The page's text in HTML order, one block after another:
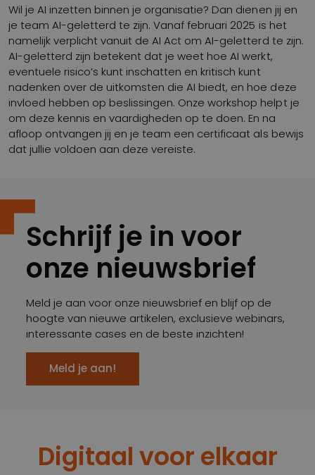
Wil je AI inzetten binnen je organisatie? Dan dienen jij en
je team AI-geletterd te zijn. Vanaf februari 2025 is het
namelijk verplicht vanuit de AI Act om AI-geletterd te zijn.
AI-geletterd zijn betekent dat je weet hoe AI werkt,
eventuele risico’s kunt inschatten en kritisch kunt
nadenken over de uitkomsten die AI biedt, en hoe deze
invloed hebben op beslissingen. Onze workshop helpt je
om deze kennis en vaardigheden op te doen. En na
afloop ontvangen jij en je team een certificaat als bewijs
dat jullie voldoen aan deze vereiste.
Schrijf je in voor
onze nieuwsbrief
Meld je aan voor onze nieuwsbrief en blijf op de
hoogte van nieuwe artikelen, exclusieve webinars,
interessante cases en de beste inzichten!
Meld je aan!
Digitaal voor elkaar